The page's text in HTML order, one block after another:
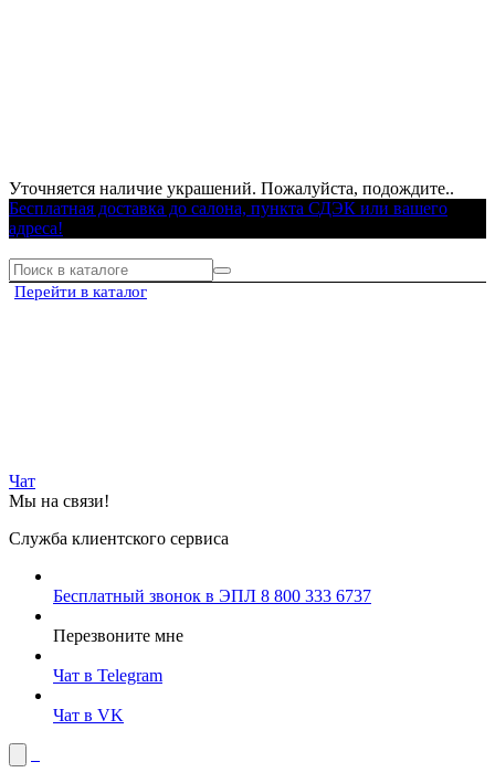
Уточняется наличие украшений. Пожалуйста, подождите..
Бесплатная доставка до салона, пункта СДЭК или вашего
адреса!
Перейти в каталог
Чат
Мы на связи!
Служба клиентского сервиса
Бесплатный звонок в ЭПЛ 8 800 333 6737
Перезвоните мне
Чат в Telegram
Чат в VK